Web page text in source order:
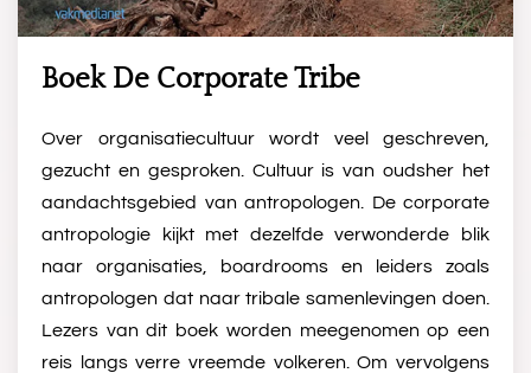
Boek De Corporate Tribe
Over organisatiecultuur wordt veel geschreven,
gezucht en gesproken. Cultuur is van oudsher het
aandachtsgebied van antropologen. De corporate
antropologie kijkt met dezelfde verwonderde blik
naar organisaties, boardrooms en leiders zoals
antropologen dat naar tribale samenlevingen doen.
Lezers van dit boek worden meegenomen op een
reis langs verre vreemde volkeren. Om vervolgens